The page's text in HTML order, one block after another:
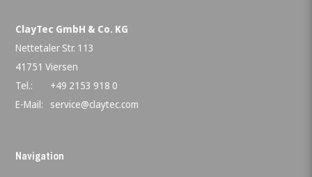
ClayTec GmbH & Co. KG
Nettetaler Str. 113
41751 Viersen
Tel.:
+49 2153 918 0
E-Mail:
service@claytec.com
Navigation